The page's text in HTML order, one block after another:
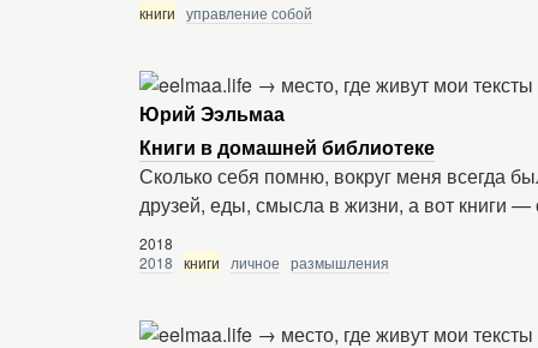
книги управление собой
Юрий Ээльмаа
Книги в домашней библиотеке
Сколько себя помню, вокруг меня всегда
друзей, еды, смысла в жизни, а вот книги —
2018
2018 книги личное размышления